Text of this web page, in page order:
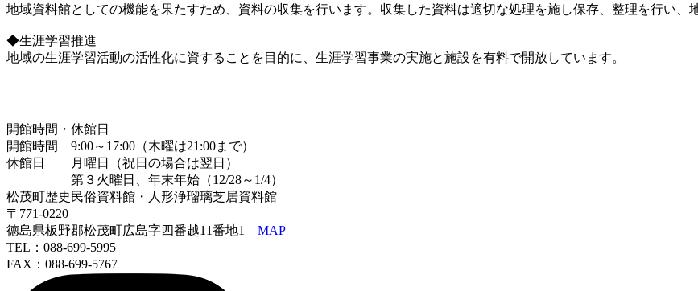
地域資料館としての機能を果たすため、資料の収集を行います。収集した資料は適切な処理を施し保存、整理を行い、
◆生涯学習推進
地域の生涯学習活動の活性化に資することを目的に、生涯学習事業の実施と施設を有料で開放しています。
開館時間・休館日
開館時間 9:00～17:00（木曜は21:00まで）
休館日 月曜日（祝日の場合は翌日）
第３火曜日、年末年始（12/28～1/4）
松茂町歴史民俗資料館・人形浄瑠璃芝居資料館
〒771-0220
徳島県板野郡松茂町広島字四番越11番地1 MAP
TEL：088-699-5995
FAX：088-699-5767